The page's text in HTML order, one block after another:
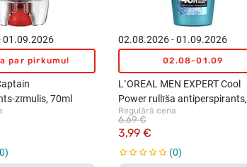
01.09.2026
par pirkumu!
zīmulis, 70ml
0
02.08.2026 - 01.09.2026
02.08-01.09
L`OREAL MEN EXPERT Cool
Power rullīša antiperspirants,
50ml
Regulārā cena
3,99 €
6,69 €
0